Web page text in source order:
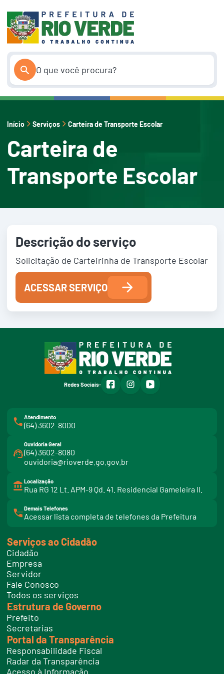
conteúdo
Início Serviços Carteira de Transporte Escolar
Carteira de
Transporte Escolar
Descrição do serviço
Solicitação de Carteirinha de Transporte Escolar
ACESSAR SERVIÇO
Redes Sociais: facebookinstagramyoutube
Atendimento
(64) 3602-8000
Ouvidoria Geral
(64) 3602-8080
ouvidoria@rioverde.go.gov.br
Localização
Rua RG 12 Lt. APM-9 Qd. 41. Residencial Gameleira II.
Demais Telefones
Acessar lista completa de telefones da Prefeitura
i
t
e
l
f
o
e
s
Serviços ao Cidadão
Cidadão
Empresa
Servidor
Fale Conosco
Todos os serviços
Estrutura de Governo
Prefeito
Secretarias
Portal da Transparência
Responsabilidade Fiscal
Radar da Transparência
Acesso à Informação